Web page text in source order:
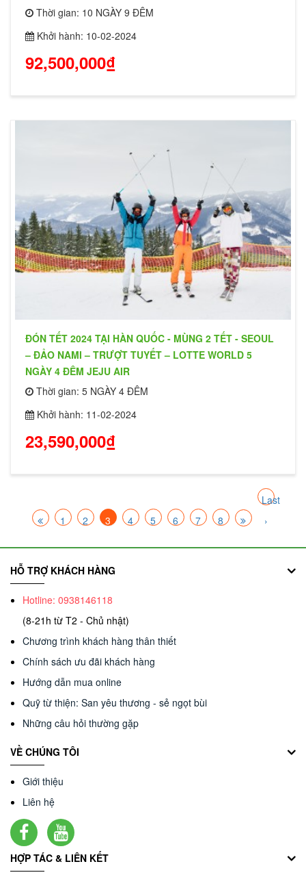
Thời gian: 10 NGÀY 9 ĐÊM
Khởi hành: 10-02-2024
92,500,000₫
ĐÓN TẾT 2024 TẠI HÀN QUỐC - MÙNG 2 TẾT - SEOUL
– ĐẢO NAMI – TRƯỢT TUYẾT – LOTTE WORLD 5
NGÀY 4 ĐÊM JEJU AIR
Thời gian: 5 NGÀY 4 ĐÊM
Khởi hành: 11-02-2024
23,590,000₫
1 2 3 4 5 6 7 8
Last
›
HỖ TRỢ KHÁCH HÀNG
Hotline: 0938146118
(8-21h từ T2 - Chủ nhật)
Chương trình khách hàng thân thiết
Chính sách ưu đãi khách hàng
Hướng dẫn mua online
Quỹ từ thiện: San yêu thương - sẻ ngọt bùi
Những câu hỏi thường gặp
VỀ CHÚNG TÔI
Giới thiệu
Liên hệ
HỢP TÁC & LIÊN KẾT